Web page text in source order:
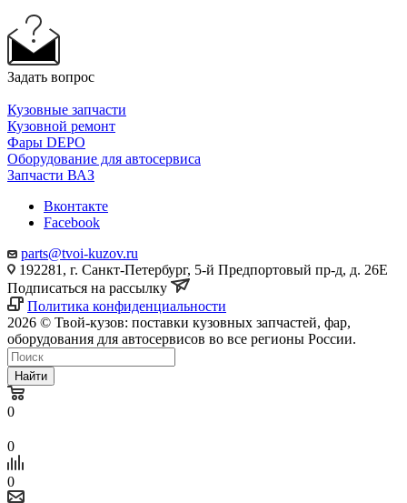
Задать вопрос
Кузовные запчасти
Кузовной ремонт
Фары DEPO
Оборудование для автосервиса
Запчасти ВАЗ
Вконтакте
Facebook
parts@tvoi-kuzov.ru
192281, г. Санкт-Петербург, 5-й Предпортовый пр-д, д. 26Е
Подписаться на рассылку
Политика конфиденциальности
2026 © Твой-кузов: поставки кузовных запчастей, фар,
оборудования для автосервисов во все регионы России.
Найти
0
0
0